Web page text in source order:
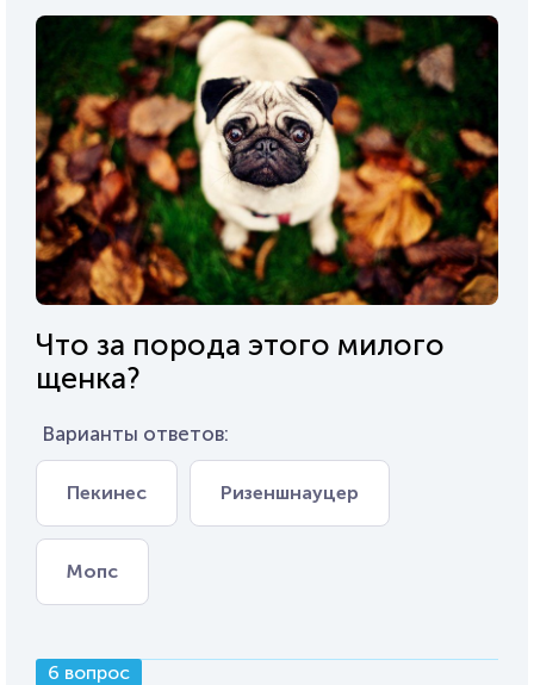
Что за порода этого милого
щенка?
Варианты ответов:
Пекинес Ризеншнауцер
Мопс
6 вопрос